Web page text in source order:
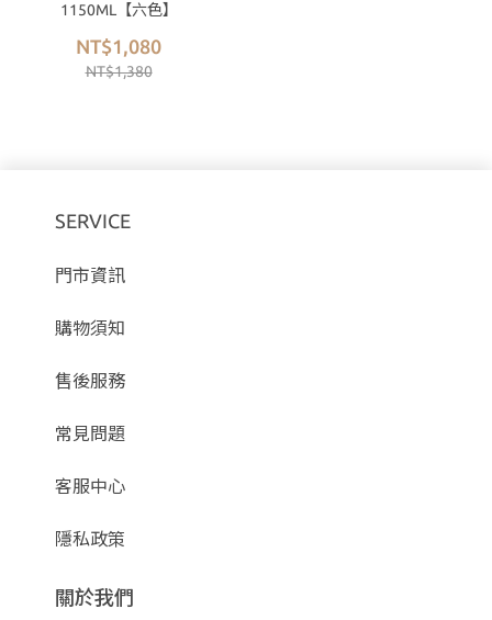
1150ML【六色】
NT$1,080
NT$1,380
SERVICE
門市資訊
購物須知
售後服務
常見問題
客服中心
隱私政策
關於我們